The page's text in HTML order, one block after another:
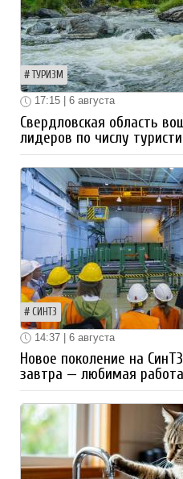
ТУРИЗМ
17:15 | 6 августа
Свердловская область
лидеров по числу
СИНТЗ
14:37 | 6 августа
Новое поколение на
завтра — любимая